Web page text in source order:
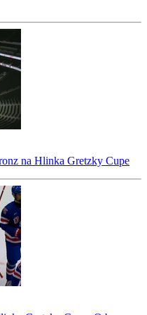
na Hlinka Gretzky Cupe